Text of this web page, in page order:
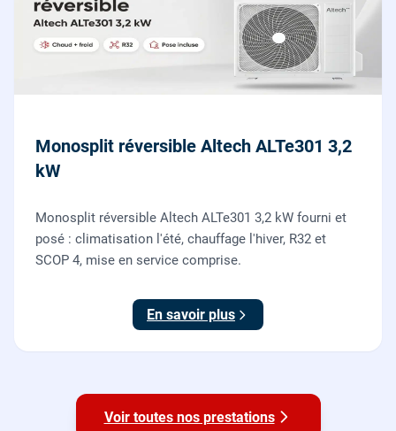
Monosplit réversible Altech ALTe301 3,2
kW
Monosplit réversible Altech ALTe301 3,2 kW fourni et
posé : climatisation l'été, chauffage l'hiver, R32 et
SCOP 4, mise en service comprise.
En savoir plus
Voir toutes nos prestations